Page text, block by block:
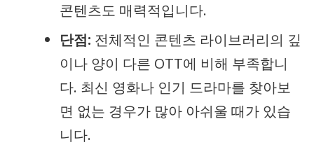
콘텐츠도 매력적입니다.
단점: 전체적인 콘텐츠 라이브러리의 깊
이나 양이 다른 OTT에 비해 부족합니
다. 최신 영화나 인기 드라마를 찾아보
면 없는 경우가 많아 아쉬울 때가 있습
니다.